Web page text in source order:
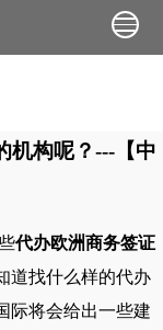
机构呢？---【中
代办欧洲商务签证
道找什么样的代办
际将会给出一些建